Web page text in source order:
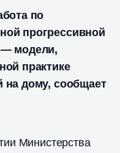
по
прогрессивной
модели,
практике
на дому, сообщает
Министерства